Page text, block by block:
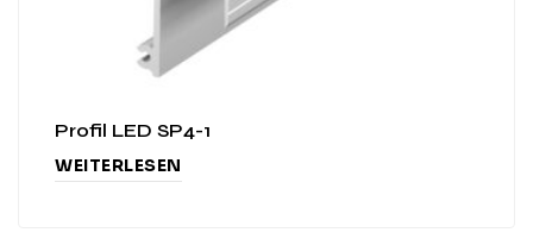
Profil LED SP4-1
WEITERLESEN